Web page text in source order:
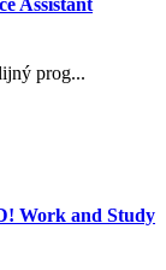
prog...
Work and Study